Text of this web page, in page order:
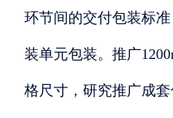
环节间的交付包装标
装单元包装。推广
格尺寸，研究推广成